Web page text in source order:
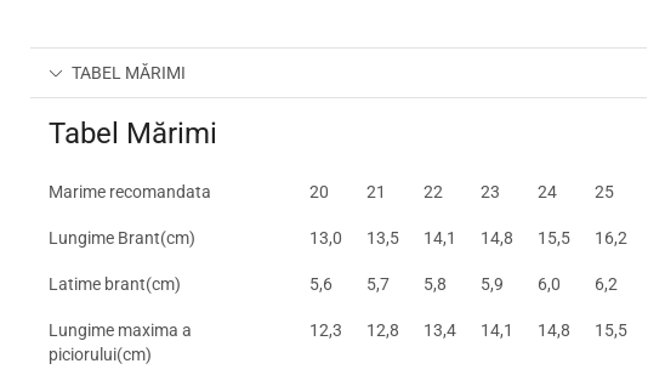
TABEL MĂRIMI
Tabel Mărimi
Marime recomandata 20 21 22 23 24 25
Lungime Brant(cm) 13,0 13,5 14,1 14,8 15,5 16,2
Latime brant(cm) 5,6 5,7 5,8 5,9 6,0 6,2
Lungime maxima a
piciorului(cm)
12,3 12,8 13,4 14,1 14,8 15,5